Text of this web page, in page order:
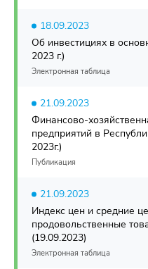
18.09.2023
Об инвестициях в
2023 г.)
Электронная таблица
21.09.2023
Финансово-
предприятий в
2023г.)
Публикация
21.09.2023
Индекс цен и средние
продовольственные
(19.09.2023)
Электронная таблица